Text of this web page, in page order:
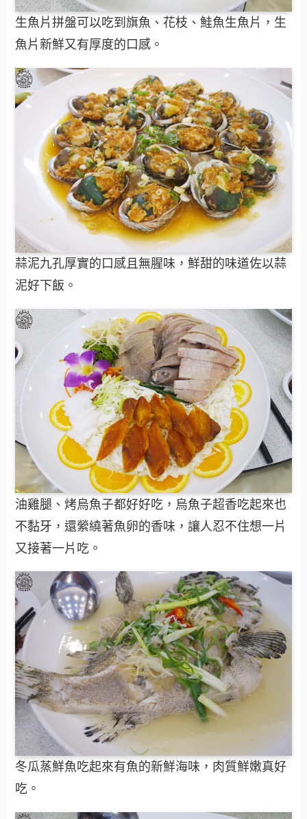
生魚片拼盤可以吃到旗魚、花枝、鮭魚生魚片，生
魚片新鮮又有厚度的口感。
蒜泥九孔厚實的口感且無腥味，鮮甜的味道佐以蒜
泥好下飯。
油雞腿、烤烏魚子都好好吃，烏魚子超香吃起來也
不黏牙，還縈繞著魚卵的香味，讓人忍不住想一片
又接著一片吃。
冬瓜蒸鮮魚吃起來有魚的新鮮海味，肉質鮮嫩真好
吃。